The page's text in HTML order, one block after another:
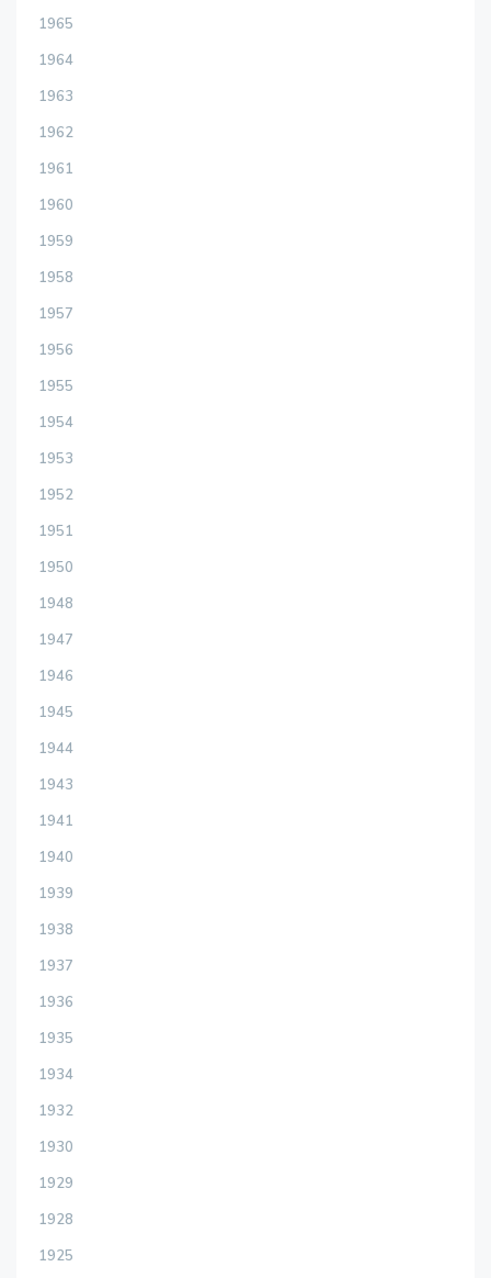
1965
1964
1963
1962
1961
1960
1959
1958
1957
1956
1955
1954
1953
1952
1951
1950
1948
1947
1946
1945
1944
1943
1941
1940
1939
1938
1937
1936
1935
1934
1932
1930
1929
1928
1925